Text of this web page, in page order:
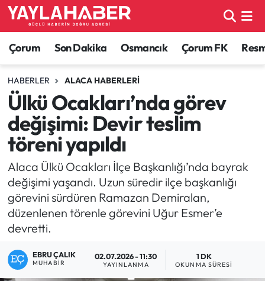
Çorum Son Dakika Osmancık Çorum FK
HABERLER ALACA HABERLERI
Ülkü Ocakları’nda görev
değişimi: Devir teslim
töreni yapıldı
Alaca Ülkü Ocakları İlçe Başkanlığı’nda bayrak
değişimi yaşandı. Uzun süredir ilçe başkanlığı
görevini sürdüren Ramazan Demiralan,
düzenlenen törenle görevini Uğur Esmer’e
devretti.
EBRU ÇALIK
MUHABIR
02.07.2026 - 11:30
YAYINLANMA
1 DK
OKUNMA SÜRESI
Alaca Haberleri
Bayat Haberleri
Bilgi - Keşfet Haberleri
Bilim ve Teknoloji
Boğazkale Haberleri
Çorum Haberleri
Çorum Son Dakika Haberleri
Dodurga Haberleri
Çorum Nöbetçi Eczaneler
Çorum Hava Durumu
Çorum Namaz Vakitleri
Çorum Trafik Yoğunluk Haritası
TFF 1.Lig Puan Durumu ve Fikstür
Tüm Manşetler
Son Dakika Haberleri
Haber Arşivi